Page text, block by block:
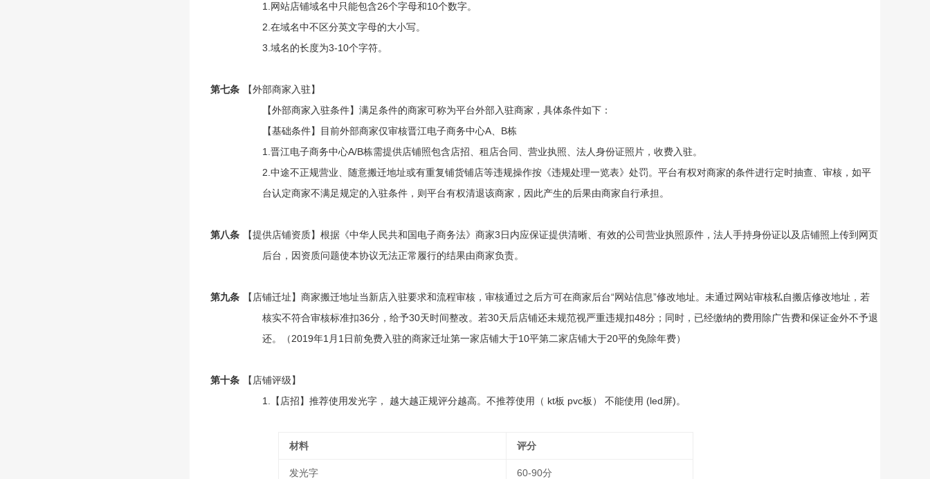
1.网站店铺域名中只能包含26个字母和10个数字。
2.在域名中不区分英文字母的大小写。
3.域名的长度为3-10个字符。
第七条
【外部商家入驻】
【外部商家入驻条件】满足条件的商家可称为平台外部入驻商家，具体条件如下：
【基础条件】目前外部商家仅审核晋江电子商务中心A、B栋
1.晋江电子商务中心A/B栋需提供店铺照包含店招、租店合同、营业执照、法人身份证照片，收费入驻。
2.中途不正规营业、随意搬迁地址或有重复铺货铺店等违规操作按《违规处理一览表》 处罚。平台有权对商家的条件进行定时抽查、审核，如平
台认定商家不满足规定的入驻条件，则平台有权清退该商家，因此产生的后果由商家自行承担。
第八条
【提供店铺资质】根据《中华人民共和国电子商务法》商家3日内应保证提供清晰、有效的公司营业执照原件，法人手持身份证以及店铺照上传到网页
后台，因资质问题使本协议无法正常履行的结果由商家负责。
第九条
【店铺迁址】商家搬迁地址当新店入驻要求和流程审核，审核通过之后方可在商家后台“网站信息”修改地址。未通过网站审核私自搬店修改地址，若
核实不符合审核标准扣36分，给予30天时间整改。若30天后店铺还未规范视严重违规扣48分；同时，已经缴纳的费用除广告费和保证金外不予退
还。（2019年1月1日前免费入驻的商家迁址第一家店铺大于10平第二家店铺大于20平的免除年费）
第十条
【店铺评级】
1.【店招】推荐使用发光字， 越大越正规评分越高。不推荐使用（ kt板 pvc板） 不能使用 (led屏)。
材料 评分
发光字 60-90分